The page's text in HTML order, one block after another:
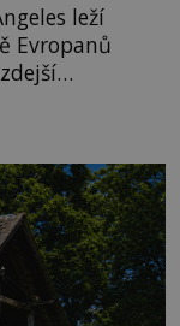
leží
Evropanů
ročně. A ač je